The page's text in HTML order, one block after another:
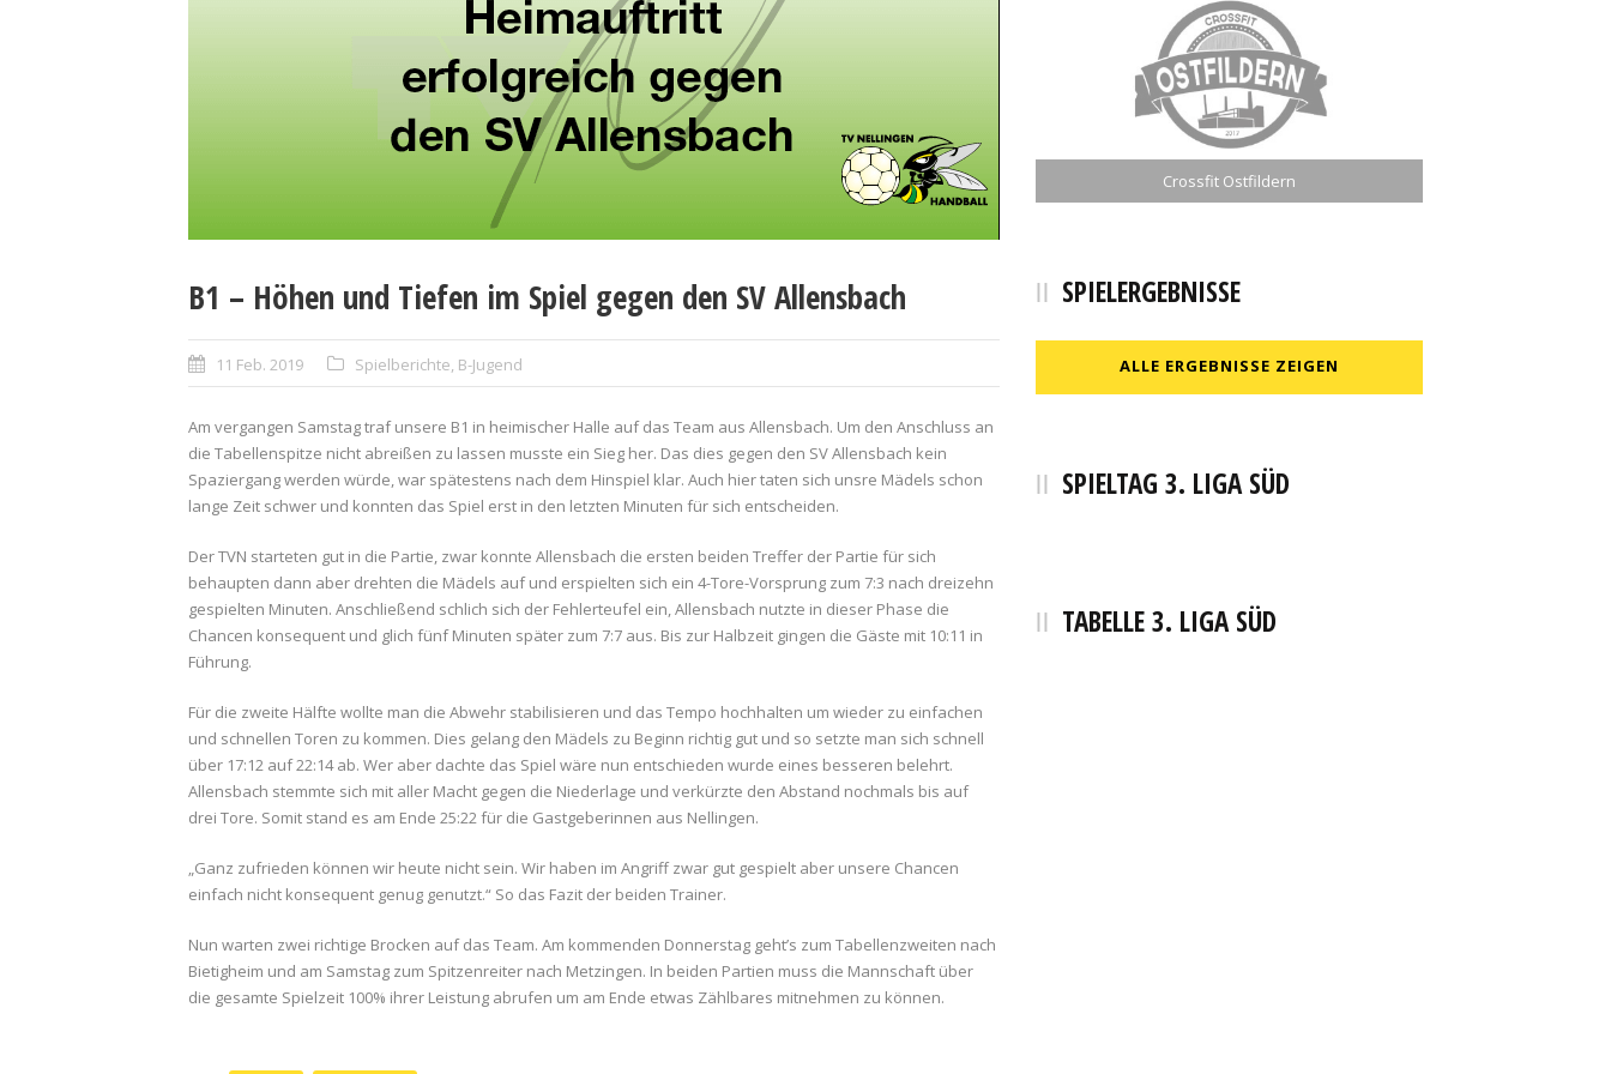
B1 – Höhen und Tiefen im Spiel gegen den SV Allensbach
11 Feb. 2019 Spielberichte, B-Jugend
Am vergangen Samstag traf unsere B1 in heimischer Halle auf das Team aus Allensbach. Um den Anschluss an
die Tabellenspitze nicht abreißen zu lassen musste ein Sieg her. Das dies gegen den SV Allensbach kein
Spaziergang werden würde, war spätestens nach dem Hinspiel klar. Auch hier taten sich unsre Mädels schon
lange Zeit schwer und konnten das Spiel erst in den letzten Minuten für sich entscheiden.
Der TVN starteten gut in die Partie, zwar konnte Allensbach die ersten beiden Treffer der Partie für sich
behaupten dann aber drehten die Mädels auf und erspielten sich ein 4-Tore-Vorsprung zum 7:3 nach dreizehn
gespielten Minuten. Anschließend schlich sich der Fehlerteufel ein, Allensbach nutzte in dieser Phase die
Chancen konsequent und glich fünf Minuten später zum 7:7 aus. Bis zur Halbzeit gingen die Gäste mit 10:11 in
Führung.
Für die zweite Hälfte wollte man die Abwehr stabilisieren und das Tempo hochhalten um wieder zu einfachen
und schnellen Toren zu kommen. Dies gelang den Mädels zu Beginn richtig gut und so setzte man sich schnell
über 17:12 auf 22:14 ab. Wer aber dachte das Spiel wäre nun entschieden wurde eines besseren belehrt.
Allensbach stemmte sich mit aller Macht gegen die Niederlage und verkürzte den Abstand nochmals bis auf
drei Tore. Somit stand es am Ende 25:22 für die Gastgeberinnen aus Nellingen.
„Ganz zufrieden können wir heute nicht sein. Wir haben im Angriff zwar gut gespielt aber unsere Chancen
einfach nicht konsequent genug genutzt.“ So das Fazit der beiden Trainer.
Nun warten zwei richtige Brocken auf das Team. Am kommenden Donnerstag geht’s zum Tabellenzweiten nach
Bietigheim und am Samstag zum Spitzenreiter nach Metzingen. In beiden Partien muss die Mannschaft über
die gesamte Spielzeit 100% ihrer Leistung abrufen um am Ende etwas Zählbares mitnehmen zu können.
Crossfit Ostfildern
SPIELERGEBNISSE
ALLE ERGEBNISSE ZEIGEN
SPIELTAG 3. LIGA SÜD
TABELLE 3. LIGA SÜD